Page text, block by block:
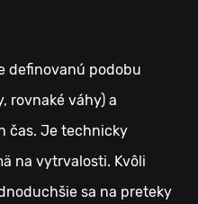
definovanú podobu
rovnaké váhy) a
čas. Je technicky
na vytrvalosti. Kvôli
sa na preteky